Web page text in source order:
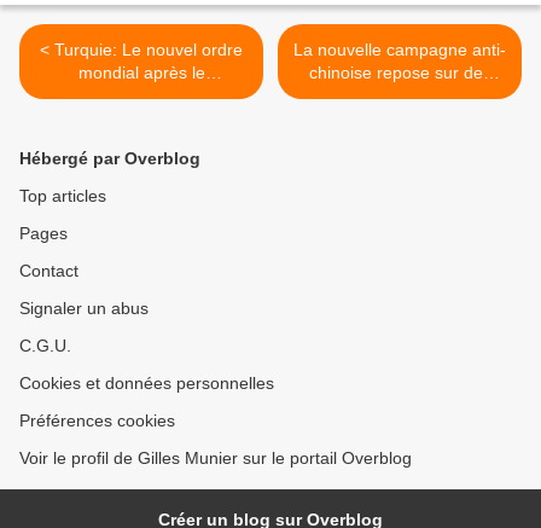
< Turquie: Le nouvel ordre
mondial après le
coronavirus (étude)
La nouvelle campagne anti-
chinoise repose sur des
mensonges … >
Hébergé par Overblog
Top articles
Pages
Contact
Signaler un abus
C.G.U.
Cookies et données personnelles
Préférences cookies
Voir le profil de Gilles Munier sur le portail Overblog
Créer un blog sur Overblog